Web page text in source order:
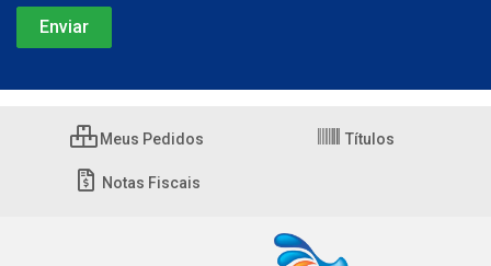
Meus Pedidos Títulos
Notas Fiscais